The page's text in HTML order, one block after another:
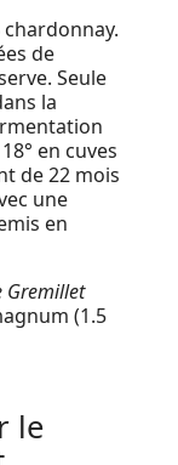
chardonnay.
de
Seule
la
en cuves
de 22 mois
une
en
Gremillet
(1.5
le